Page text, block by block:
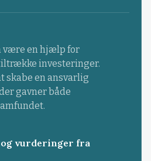
være en hjælp for
investeringer.
skabe en ansvarlig
gavner både
vurderinger fra